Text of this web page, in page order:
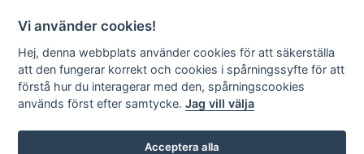
Sök
Vi använder cookies!
Hej, denna webbplats använder cookies för att säkerställa
att den fungerar korrekt och cookies i spårningssyfte för att
förstå hur du interagerar med den, spårningscookies
används först efter samtycke.Jag vill välja
Acceptera alla